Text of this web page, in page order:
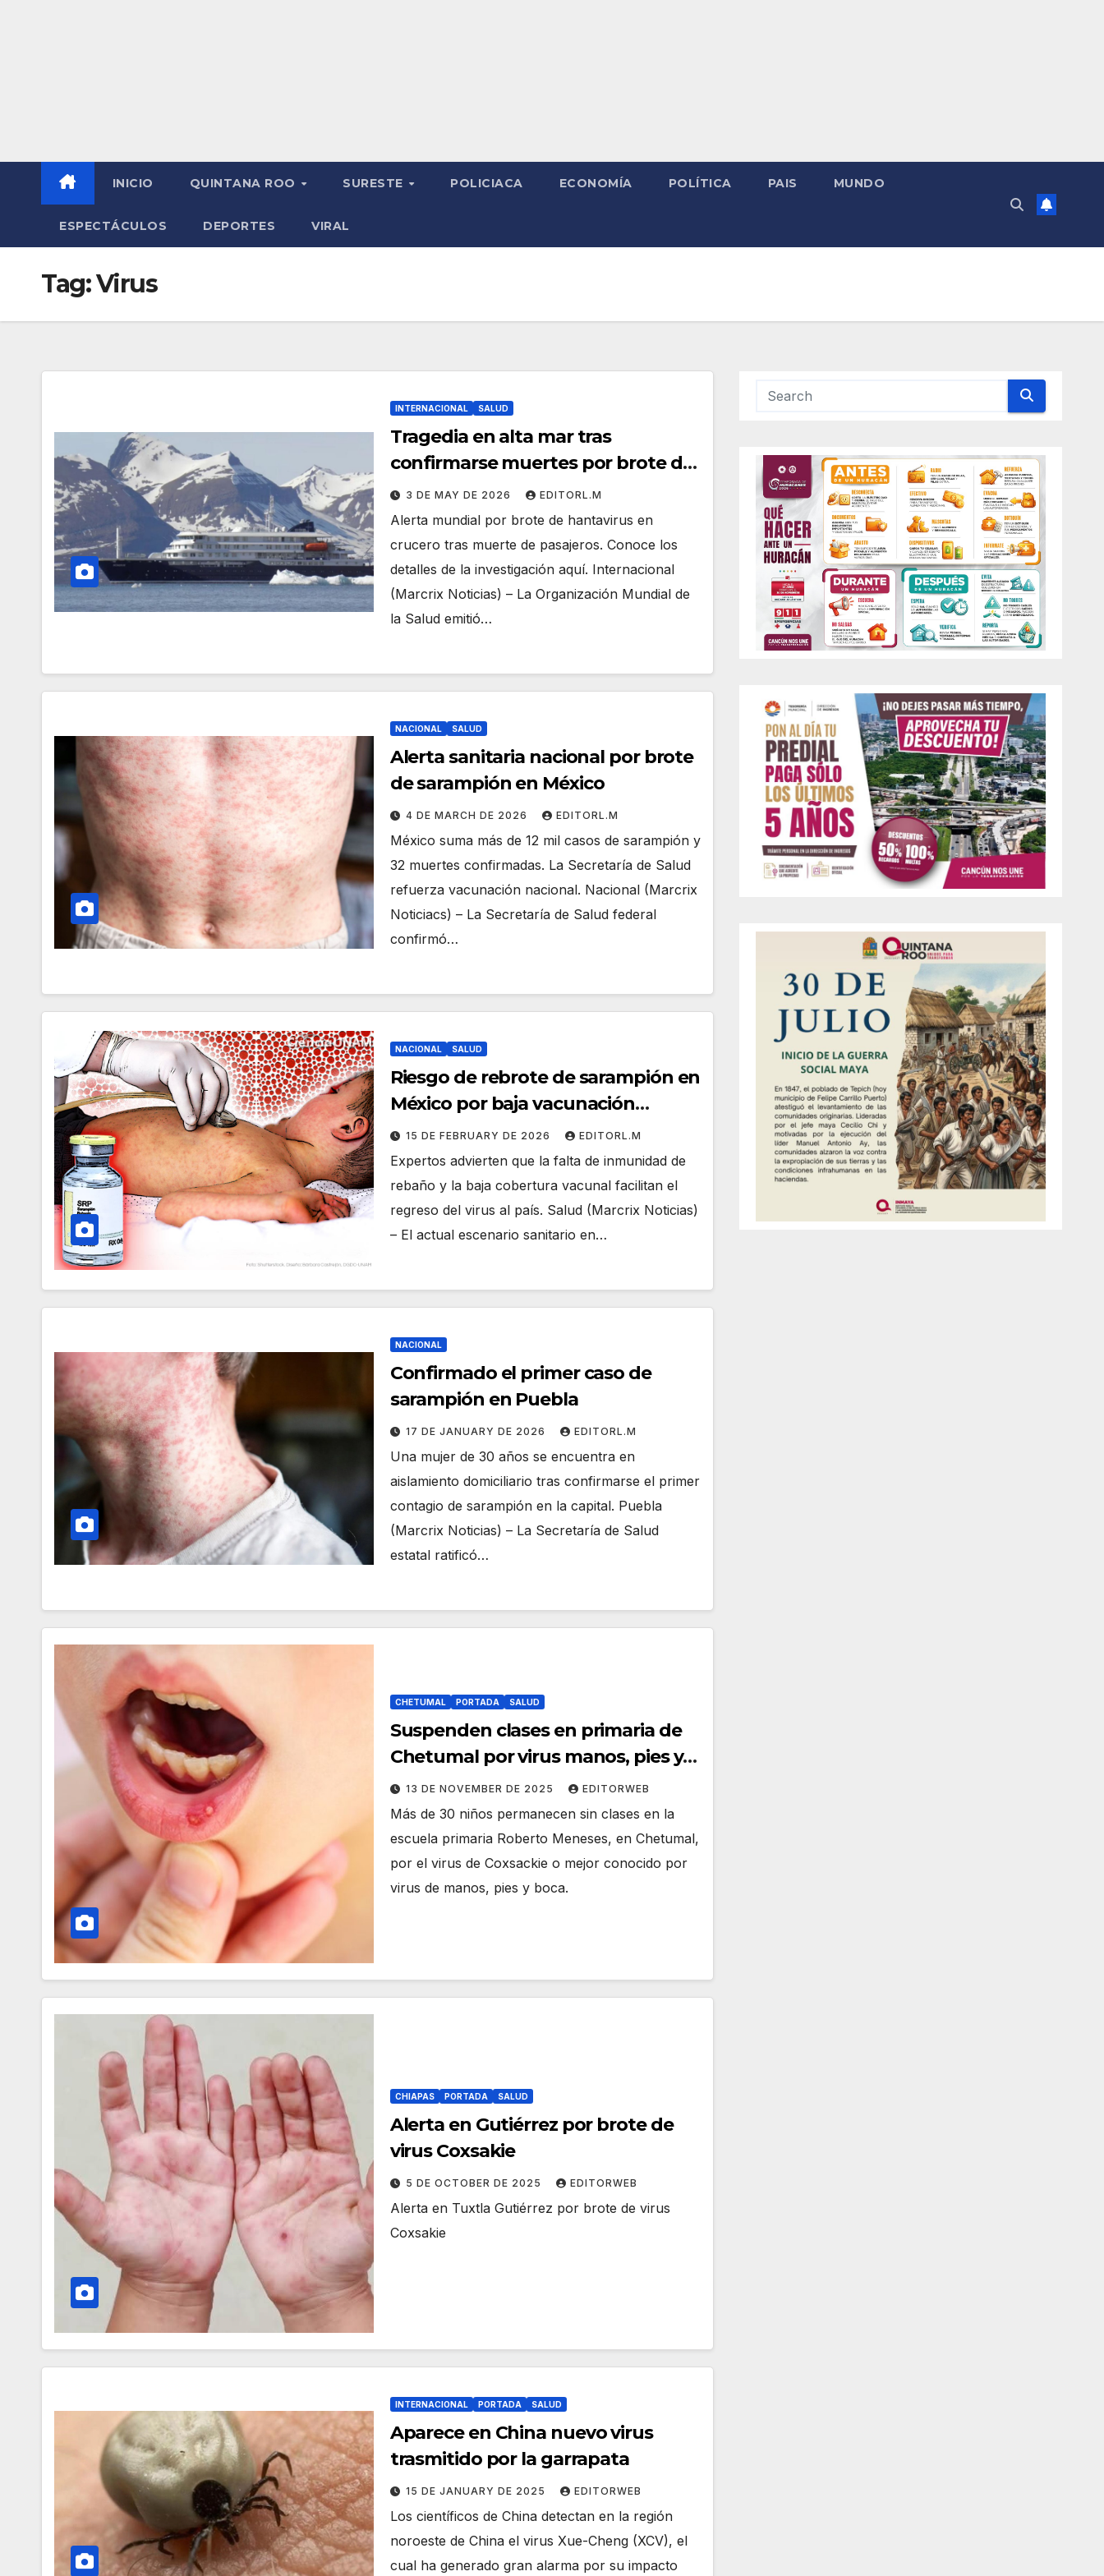
INICIO QUINTANA ROO SURESTE POLICIACA ECONOMÍA POLÍTICA PAIS MUNDO
ESPECTÁCULOS DEPORTES VIRAL
Tag:Virus
INTERNACIONAL SALUD
Tragedia en alta mar tras
confirmarse muertes por brote de
hantavirus en crucero
3 DE MAY DE 2026 EDITORL.M
Alerta mundial por brote de hantavirus en
crucero tras muerte de pasajeros. Conoce los
detalles de la investigación aquí. Internacional
(Marcrix Noticias) – La Organización Mundial de
la Salud emitió…
NACIONAL SALUD
Alerta sanitaria nacional por brote
de sarampión en México
4 DE MARCH DE 2026 EDITORL.M
México suma más de 12 mil casos de sarampión y
32 muertes confirmadas. La Secretaría de Salud
refuerza vacunación nacional. Nacional (Marcrix
Noticiacs) – La Secretaría de Salud federal
confirmó…
NACIONAL SALUD
Riesgo de rebrote de sarampión en
México por baja vacunación
infantil
15 DE FEBRUARY DE 2026 EDITORL.M
Expertos advierten que la falta de inmunidad de
rebaño y la baja cobertura vacunal facilitan el
regreso del virus al país. Salud (Marcrix Noticias)
– El actual escenario sanitario en…
NACIONAL
Confirmado el primer caso de
sarampión en Puebla
17 DE JANUARY DE 2026 EDITORL.M
Una mujer de 30 años se encuentra en
aislamiento domiciliario tras confirmarse el primer
contagio de sarampión en la capital. Puebla
(Marcrix Noticias) – La Secretaría de Salud
estatal ratificó…
CHETUMAL PORTADA SALUD
Suspenden clases en primaria de
Chetumal por virus manos, pies y
boca.
13 DE NOVEMBER DE 2025 EDITORWEB
Más de 30 niños permanecen sin clases en la
escuela primaria Roberto Meneses, en Chetumal,
por el virus de Coxsackie o mejor conocido por
virus de manos, pies y boca.
CHIAPAS PORTADA SALUD
Alerta en Gutiérrez por brote de
virus Coxsakie
5 DE OCTOBER DE 2025 EDITORWEB
Alerta en Tuxtla Gutiérrez por brote de virus
Coxsakie
INTERNACIONAL PORTADA SALUD
Aparece en China nuevo virus
trasmitido por la garrapata
15 DE JANUARY DE 2025 EDITORWEB
Los científicos de China detectan en la región
noroeste de China el virus Xue-Cheng (XCV), el
cual ha generado gran alarma por su impacto